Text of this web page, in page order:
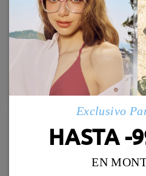
Probar
Exclusivo
HASTA -
EN